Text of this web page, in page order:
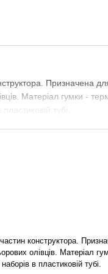
Призначена
Матеріал гумки -
тубі.
конструктора.
олівців. Матеріал
в пластиковій тубі.